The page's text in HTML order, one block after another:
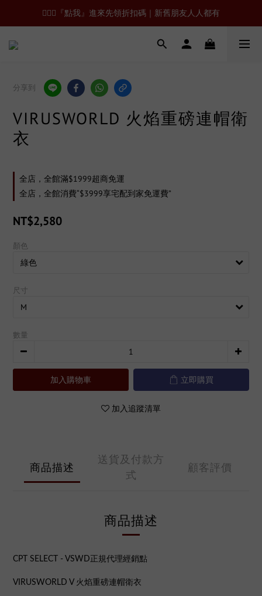
🙋🏻‍♂️『點我』進來先領折扣碼｜新舊朋友人人都有
分享到
VIRUSWORLD 火焰重磅連帽衛
衣
全店，全館滿$1999超商免運
全店，全館消費“$3999享宅配到家免運費”
NT$2,580
顏色
尺寸
數量
加入購物車 立即購買
加入追蹤清單
商品描述
送貨及付款方
式
顧客評價
商品描述
CPT SELECT - VSWD正規代理經銷點
VIRUSWORLD V 火焰重磅連帽衛衣